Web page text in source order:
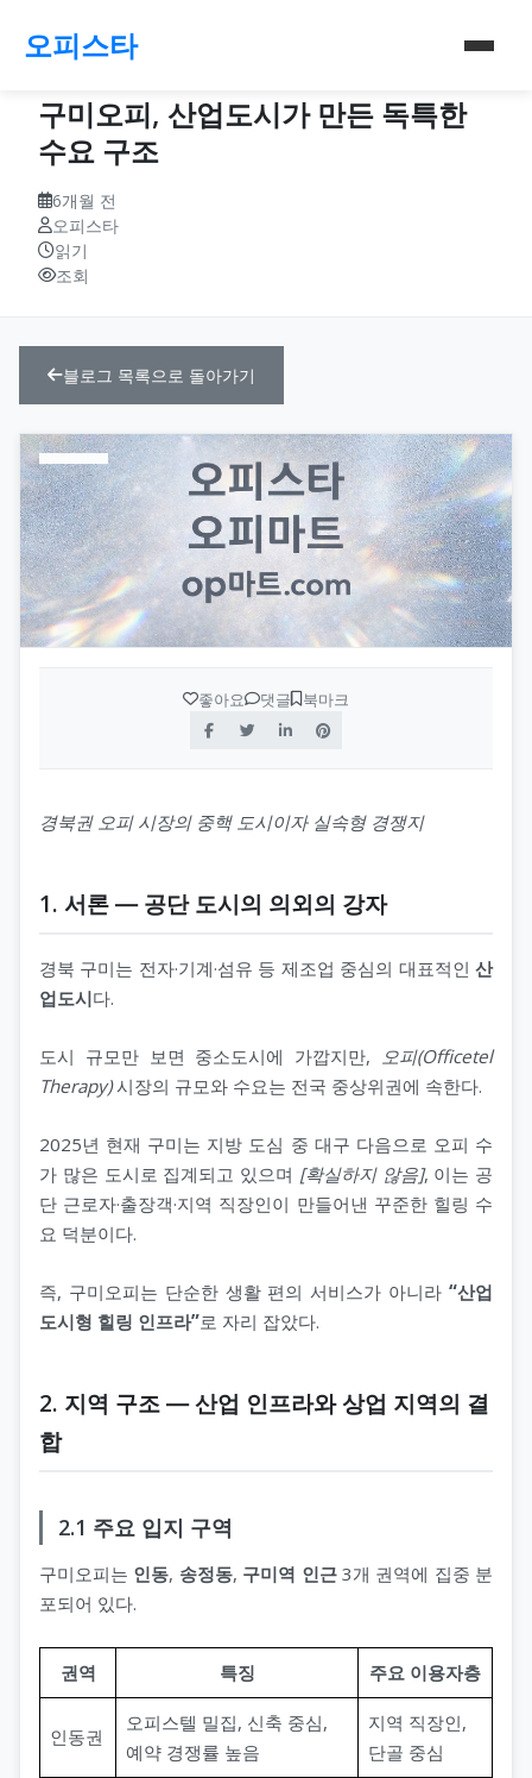
오피스타
구미오피, 산업도시가 만든 독특한
수요 구조
6개월 전
오피스타
읽기
조회
블로그 목록으로 돌아가기
좋아요 댓글 북마크
경북권 오피 시장의 중핵 도시이자 실속형 경쟁지
1. 서론 ― 공단 도시의 의외의 강자
경북 구미는 전자·기계·섬유 등 제조업 중심의 대표적인 산
업도시다.
도시 규모만 보면 중소도시에 가깝지만,
오피(Officetel
Therapy)시장의 규모와 수요는 전국 중상위권에 속한다.
2025년 현재 구미는 지방 도심 중 대구 다음으로 오피 수
가 많은 도시로 집계되고 있으며 [확실하지 않음], 이는 공
단 근로자·출장객·지역 직장인이 만들어낸 꾸준한 힐링 수
요 덕분이다.
즉, 구미오피는 단순한 생활 편의 서비스가 아니라 “산업
도시형 힐링 인프라”로 자리 잡았다.
2. 지역 구조 ― 산업 인프라와 상업 지역의 결
합
2.1 주요 입지 구역
구미오피는 인동, 송정동, 구미역 인근3개 권역에 집중 분
포되어 있다.
권역 특징 주요 이용자층
인동권
오피스텔 밀집, 신축 중심,
예약 경쟁률 높음
지역 직장인,
단골 중심